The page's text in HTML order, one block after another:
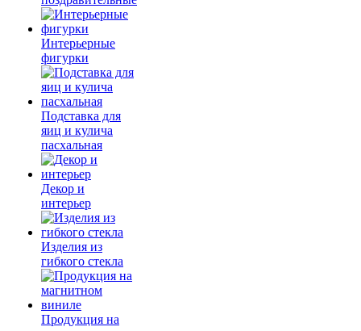
Интерьерные
фигурки
Подставка для
яиц и кулича
пасхальная
Декор и
интерьер
Изделия из
гибкого стекла
Продукция на